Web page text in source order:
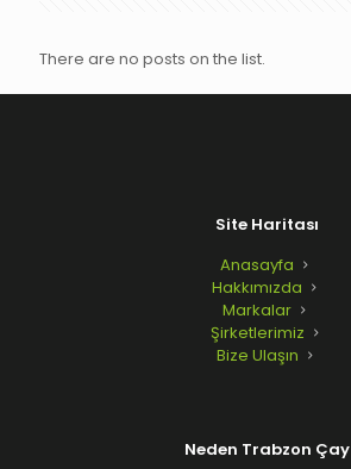
There are no posts on the list.
Site Haritası
Anasayfa
Hakkımızda
Markalar
Şirketlerimiz
Bize Ulaşın
Neden Trabzon Çay